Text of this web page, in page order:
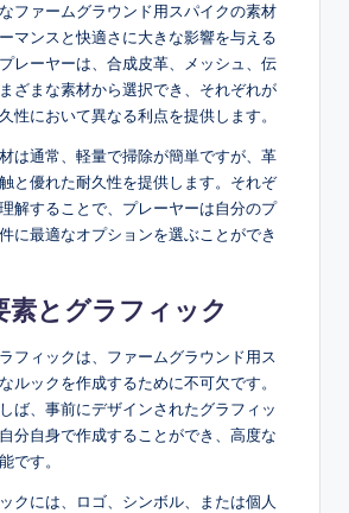
ファームグラウンド用スパイクの素材
マンスと快適さに大きな影響を与える
レーヤーは、合成皮革、メッシュ、伝
ざまな素材から選択でき、それぞれが
性において異なる利点を提供します。
は通常、軽量で掃除が簡単ですが、革
と優れた耐久性を提供します。それぞ
解することで、プレーヤーは自分のプ
に最適なオプションを選ぶことができ
素とグラフィック
フィックは、ファームグラウンド用ス
ルックを作成するために不可欠です。
ば、事前にデザインされたグラフィッ
分自身で作成することができ、高度な
です。
クには、ロゴ、シンボル、または個人